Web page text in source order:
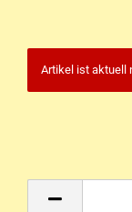
Artikel ist aktuell